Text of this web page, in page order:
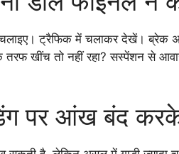
ट्रैफिक में चलाकर देखें। ब्रेक
तरफ खींच तो नहीं रहा? सस्पेंशन से
पर आंख बंद